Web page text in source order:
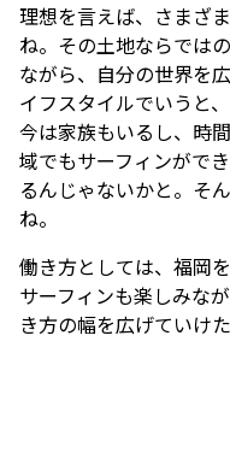
理想を言えば、さまざ
ね。その土地ならでは
ながら、自分の世界を
イフスタイルでいうと
今は家族もいるし、時
域でもサーフィンがで
るんじゃないかと。そ
ね。
働き方としては、福岡
サーフィンも楽しみな
き方の幅を広げていけ